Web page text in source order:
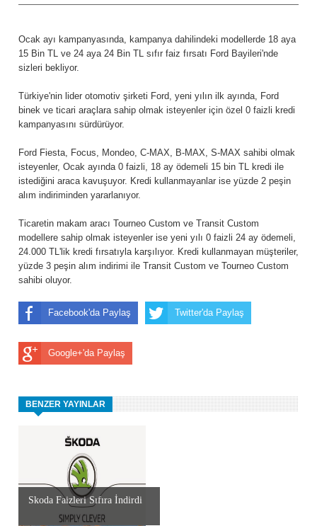
Ocak ayı kampanyasında, kampanya dahilindeki modellerde 18 aya
15 Bin TL ve 24 aya 24 Bin TL sıfır faiz fırsatı Ford Bayileri'nde
sizleri bekliyor.
Türkiye'nin lider otomotiv şirketi Ford, yeni yılın ilk ayında, Ford
binek ve ticari araçlara sahip olmak isteyenler için özel 0 faizli kredi
kampanyasını sürdürüyor.
Ford Fiesta, Focus, Mondeo, C-MAX, B-MAX, S-MAX sahibi olmak
isteyenler, Ocak ayında 0 faizli, 18 ay ödemeli 15 bin TL kredi ile
istediğini araca kavuşuyor. Kredi kullanmayanlar ise yüzde 2 peşin
alım indiriminden yararlanıyor.
Ticaretin makam aracı Tourneo Custom ve Transit Custom
modellere sahip olmak isteyenler ise yeni yılı 0 faizli 24 ay ödemeli,
24.000 TL'lik kredi fırsatıyla karşılıyor. Kredi kullanmayan müşteriler,
yüzde 3 peşin alım indirimi ile Transit Custom ve Tourneo Custom
sahibi oluyor.
Facebook'da Paylaş Twitter'da Paylaş
Google+'da Paylaş
BENZER YAYINLAR
Skoda Faizleri Sıfıra İndirdi